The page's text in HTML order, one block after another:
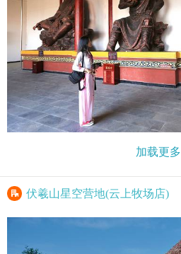
加载更多
 伏羲山星空营地(云上牧场店)